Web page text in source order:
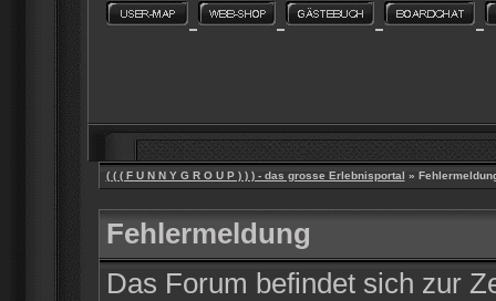
( ( ( F U N N Y G R O U P ) ) ) - das grosse Erlebnisportal »
Fehlermeldung
Das Forum befindet sich zur